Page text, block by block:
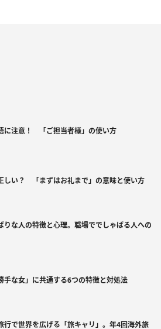
に注意！ 「ご担当者様」の使い方
しい？ 「まずはお礼まで」の意味と使い方
りな人の特徴と心理。職場ででしゃばる人への
手な女」に共通する6つの特徴と対処法
行で世界を広げる「旅キャリ」。年4回海外旅